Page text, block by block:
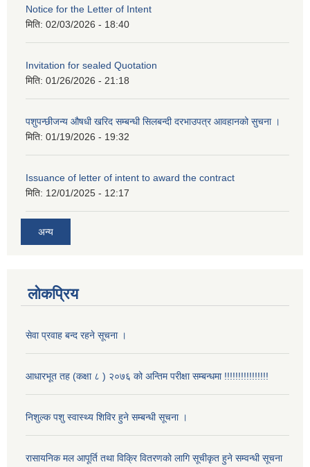
Notice for the Letter of Intent
मिति: 02/03/2026 - 18:40
Invitation for sealed Quotation
मिति: 01/26/2026 - 21:18
पशुपन्छीजन्य औषधी खरिद सम्बन्धी सिलबन्दी दरभाउपत्र आवहानको सुचना ।
मिति: 01/19/2026 - 19:32
Issuance of letter of intent to award the contract
मिति: 12/01/2025 - 12:17
अन्य
लोकप्रिय
सेवा प्रवाह बन्द रहने सूचना ।
आधारभूत तह (कक्षा ८ ) २०७६ को अन्तिम परीक्षा सम्बन्धमा !!!!!!!!!!!!!!!!
निशुल्क पशु स्वास्थ्य शिविर हुने सम्बन्धी सूचना ।
रासायनिक मल आपूर्ति तथा विक्रि वितरणको लागि सूचीकृत हुने सम्वन्धी सूचना